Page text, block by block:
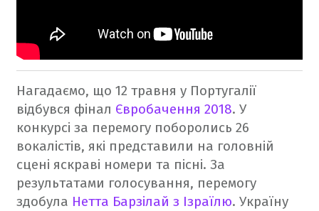
Нагадаємо, що 12 травня у Португалії
відбувся фінал Євробачення 2018. У
конкурсі за перемогу поборолись 26
вокалістів, які представили на головній
сцені яскраві номери та пісні. За
результатами голосування, перемогу
здобула Нетта Барзілай з Ізраїлю. Україну